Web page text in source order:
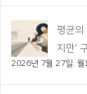
평균의
지만’
2026년 7월 27일. 월